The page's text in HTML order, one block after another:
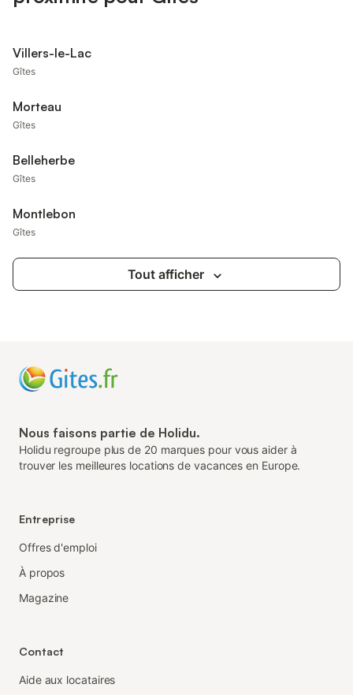
Villers-le-Lac
Gîtes
Morteau
Gîtes
Belleherbe
Gîtes
Montlebon
Gîtes
Tout afficher
Nous faisons partie de Holidu.
Holidu regroupe plus de 20 marques pour vous aider à
trouver les meilleures locations de vacances en Europe.
Entreprise
Offres d'emploi
À propos
Magazine
Contact
Aide aux locataires